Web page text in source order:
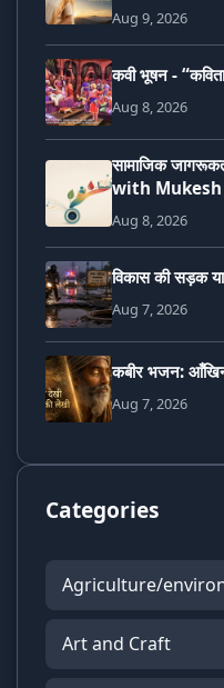
Aug 9, 2026
कवी भूषन -
Aug 8, 2026
सामाजिक
with
Aug 8, 2026
विकास की सड़क
Aug 7, 2026
कबीर भजन:
Aug 7, 2026
Categories
Agriculture/
Art and Craft